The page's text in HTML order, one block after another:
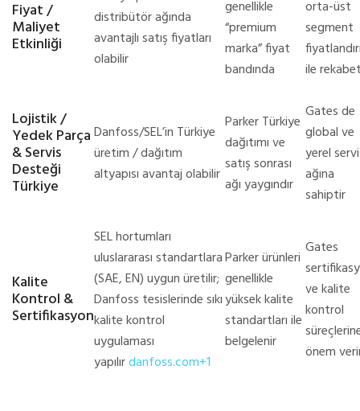
Fiyat /
Maliyet
Etkinliği
distribütör ağında
avantajlı satış fiyatları
olabilir
genellikle
“premium
marka” fiyat
bandında
orta-üst
segment
ile
Lojistik /
Yedek Parça
& Servis
Desteği
Türkiye
Danfoss/SEL’in Türkiye
üretim / dağıtım
altyapısı avantaj olabilir
Parker Türkiye
dağıtımı ve
satış sonrası
ağı yaygındır
Gates de
global ve
yerel
ağına
sahiptir
Kalite
Kontrol &
Sertifikasyon
SEL hortumları
uluslararası standartlara
(SAE, EN) uygun üretilir;
Danfoss tesislerinde sıkı
kalite kontrol
uygulaması
yapılırdanfoss.com+1
Parker ürünleri
genellikle
yüksek kalite
standartları ile
belgelenir
Gates
ve kalite
kontrol
önem